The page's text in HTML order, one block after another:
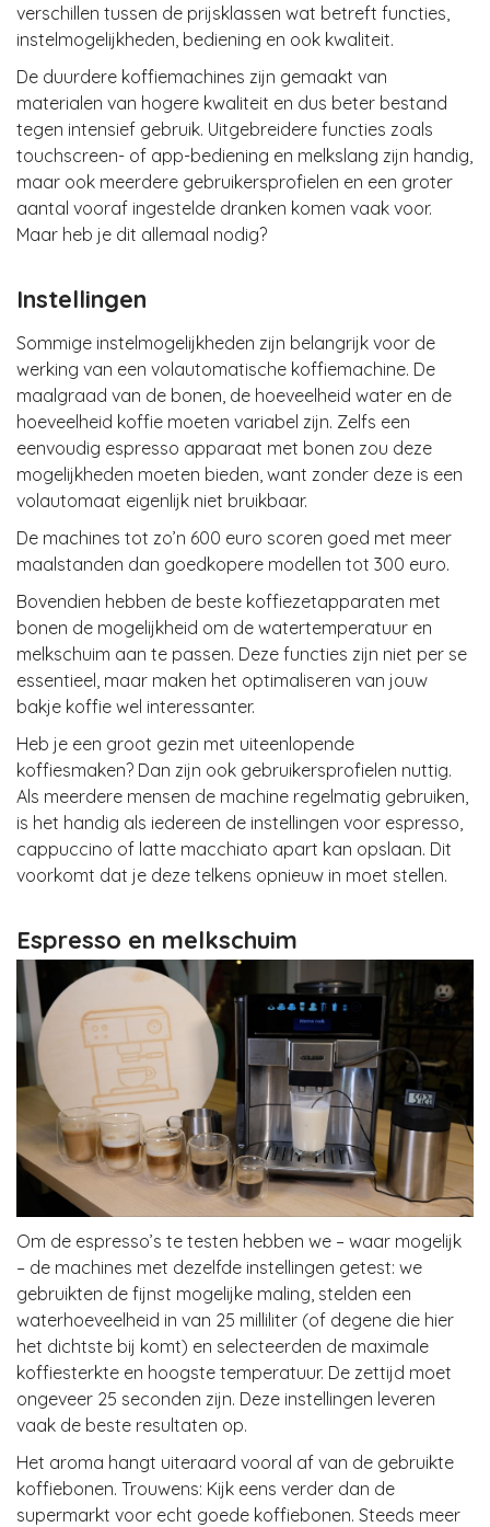
verschillen tussen de prijsklassen wat betreft functies,
instelmogelijkheden, bediening en ook kwaliteit.
De duurdere koffiemachines zijn gemaakt van
materialen van hogere kwaliteit en dus beter bestand
tegen intensief gebruik. Uitgebreidere functies zoals
touchscreen- of app-bediening en melkslang zijn handig,
maar ook meerdere gebruikersprofielen en een groter
aantal vooraf ingestelde dranken komen vaak voor.
Maar heb je dit allemaal nodig?
Instellingen
Sommige instelmogelijkheden zijn belangrijk voor de
werking van een volautomatische koffiemachine. De
maalgraad van de bonen, de hoeveelheid water en de
hoeveelheid koffie moeten variabel zijn. Zelfs een
eenvoudig espresso apparaat met bonen zou deze
mogelijkheden moeten bieden, want zonder deze is een
volautomaat eigenlijk niet bruikbaar.
De machines tot zo’n 600 euro scoren goed met meer
maalstanden dan goedkopere modellen tot 300 euro.
Bovendien hebben de beste koffiezetapparaten met
bonen de mogelijkheid om de watertemperatuur en
melkschuim aan te passen. Deze functies zijn niet per se
essentieel, maar maken het optimaliseren van jouw
bakje koffie wel interessanter.
Heb je een groot gezin met uiteenlopende
koffiesmaken? Dan zijn ook gebruikersprofielen nuttig.
Als meerdere mensen de machine regelmatig gebruiken,
is het handig als iedereen de instellingen voor espresso,
cappuccino of latte macchiato apart kan opslaan. Dit
voorkomt dat je deze telkens opnieuw in moet stellen.
Espresso en melkschuim
Om de espresso’s te testen hebben we – waar mogelijk
– de machines met dezelfde instellingen getest: we
gebruikten de fijnst mogelijke maling, stelden een
waterhoeveelheid in van 25 milliliter (of degene die hier
het dichtste bij komt) en selecteerden de maximale
koffiesterkte en hoogste temperatuur. De zettijd moet
ongeveer 25 seconden zijn. Deze instellingen leveren
vaak de beste resultaten op.
Het aroma hangt uiteraard vooral af van de gebruikte
koffiebonen. Trouwens: Kijk eens verder dan de
supermarkt voor echt goede koffiebonen. Steeds meer